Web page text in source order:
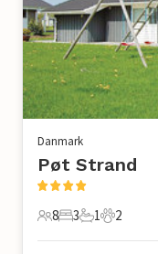
Danmark
Pøt Strand
8 Gjester
8
3 Soverom
3
1 Bad
1
2 Kjæledyr
2